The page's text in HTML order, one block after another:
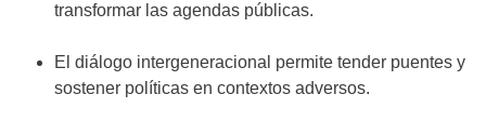
transformar las agendas públicas.
El diálogo intergeneracional permite tender puentes y
sostener políticas en contextos adversos.